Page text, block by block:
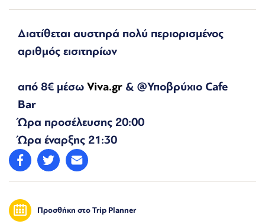
Διατίθεται αυστηρά πολύ περιορισμένος
αριθμός εισιτηρίων
από 8€ μέσω Viva.gr & @Υποβρύχιο Cafe
Bar
Ώρα προσέλευσης 20:00
Ώρα έναρξης 21:30
Προσθήκη στο Trip Planner